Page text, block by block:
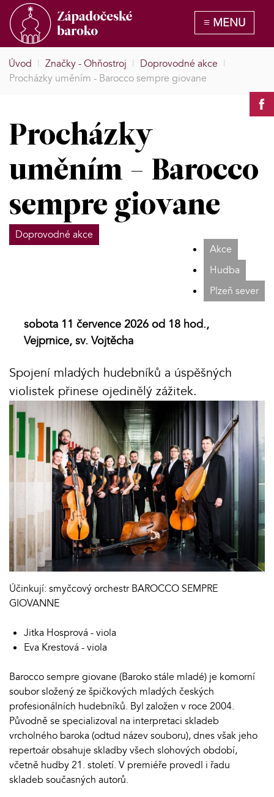
Úvod | Značky - Ohňostroj | Doprovodné akce |
Procházky uměním - Barocco sempre giovane
Procházky
uměním - Barocco
sempre giovane
Doprovodné akce
Akce
Hudba
Plzeň sever
sobota 11 července 2026 od 18 hod.,
Vejprnice, sv. Vojtěcha
Spojení mladých hudebníků a úspěšných
violistek přinese ojedinělý zážitek.
Účinkují: smyčcový orchestr BAROCCO SEMPRE
GIOVANNE
Jitka Hosprová - viola
Eva Krestová - viola
Barocco sempre giovane (Baroko stále mladé) je komorní
soubor složený ze špičkových mladých českých
profesionálních hudebníků. Byl založen v roce 2004.
Původně se specializoval na interpretaci skladeb
vrcholného baroka (odtud název souboru), dnes však jeho
repertoár obsahuje skladby všech slohových období,
včetně hudby 21. století. V premiéře provedl i řadu
skladeb současných autorů.